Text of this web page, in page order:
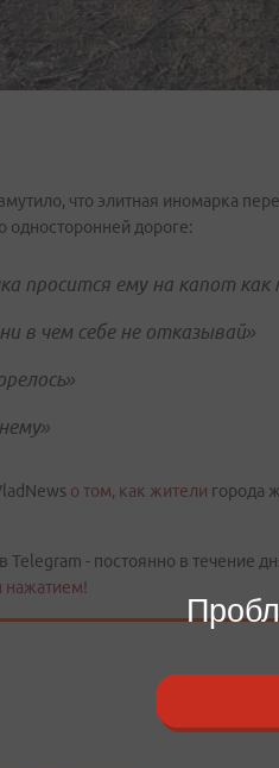
что элитная иномарка
односторонней дороге:
просится ему на капот как
в чем себе не отказывай»
о том, как жители города
Telegram - постоянно в течение
нажатием!